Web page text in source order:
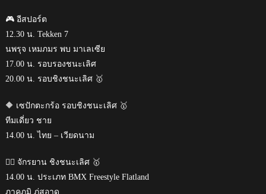
🎮 อีสปอร์ต
12.30 น. Tekken 7
นพรุจ เหมภมร พบ มาเลเซีย
17.00 น. รอบรองชนะเลิศ
20.00 น. รอบชิงชนะเลิศ 🥇
🔶 เซปักตะกร้อ รอบชิงชนะเลิศ 🥇
ทีมเดี่ยว ชาย
14.00 น. ไทย – เวียดนาม
🚴‍♂️ จักรยาน ชิงชนะเลิศ 🥇
14.00 น. ประเภท BMX Freestyle Flatland
ภาคภูมิ ภู่สอาด